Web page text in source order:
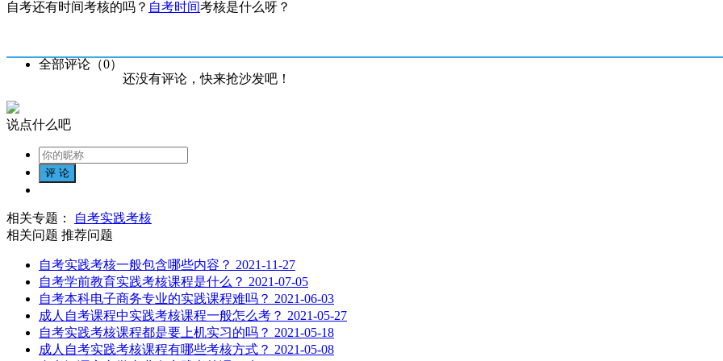
自考还有时间考核的吗？ 自考时间考核是什么呀？
全部评论（0）
还没有评论，快来抢沙发吧！
说点什么吧
相关专题：
自考实践考核
相关问题 推荐问题
自考实践考核一般包含哪些内容？ 2021-11-27
自考学前教育实践考核课程是什么？ 2021-07-05
自考本科电子商务专业的实践课程难吗？ 2021-06-03
成人自考课程中实践考核课程一般怎么考？ 2021-05-27
自考实践考核课程都是要上机实习的吗？ 2021-05-18
成人自考实践考核课程有哪些考核方式？ 2021-05-08